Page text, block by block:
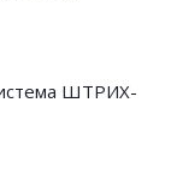
ШТРИХ-